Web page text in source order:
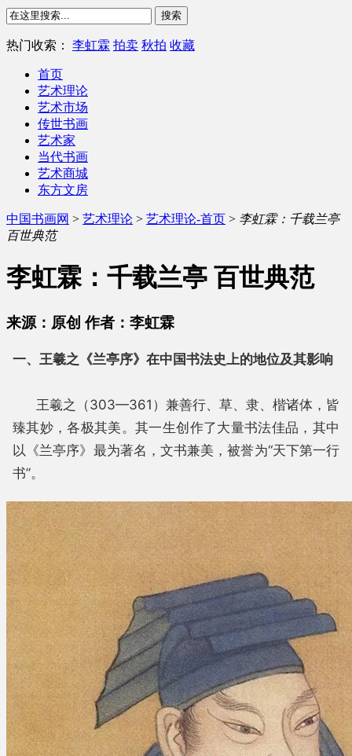
热门收索： 李虹霖 拍卖 秋拍 收藏
首页
艺术理论
艺术市场
传世书画
艺术家
当代书画
艺术商城
东方文房
中国书画网 > 艺术理论 > 艺术理论-首页 > 李虹霖：千载兰亭
百世典范
李虹霖：千载兰亭 百世典范
来源：原创 作者：李虹霖
一、王羲之《兰亭序》在中国书法史上的地位及其影响
王羲之（303—361）兼善行、草、隶、楷诸体，皆
臻其妙，各极其美。其一生创作了大量书法佳品，其中
以《兰亭序》最为著名，文书兼美，被誉为“天下第一行
书”。